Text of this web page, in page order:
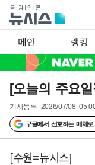
메인 랭킹
[오늘의 주요
기사등록 2026/07/08
구글에서 선호하는 매체로
[수원=뉴시스]